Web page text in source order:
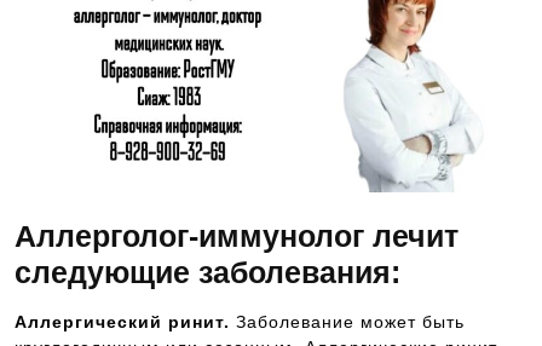
Аллерголог-иммунолог лечит
следующие заболевания:
Аллергический ринит. Заболевание может быть